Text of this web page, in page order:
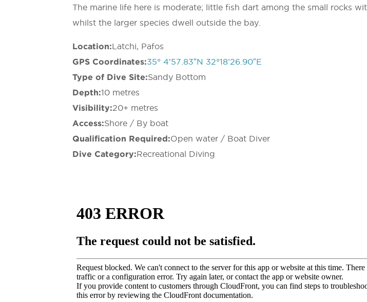
The marine life here is moderate; little fish dart among the small rocks
whilst the larger species dwell outside the bay.
Location:Latchi, Pafos
GPS Coordinates:35° 4’57.83″N 32°18’26.90″E
Type of Dive Site:Sandy Bottom
Depth:10 metres
Visibility:20+ metres
Access:Shore / By boat
Qualification Required:Open water / Boat Diver
Dive Category:Recreational Diving